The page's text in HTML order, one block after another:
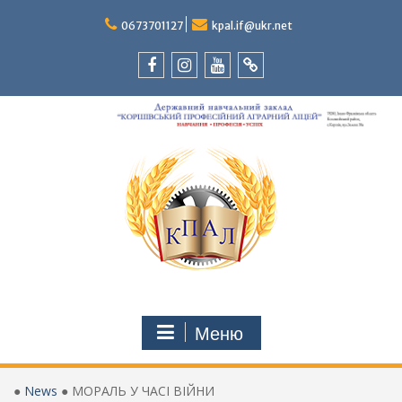
0673701127 kpal.if@ukr.net
Tok
Меню
● News ● МОРАЛЬ У ЧАСІ ВІЙНИ